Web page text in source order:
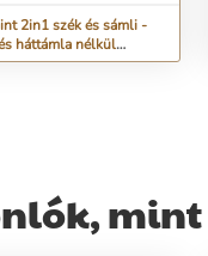
2in1 szék és sámli -
háttámla nélkül